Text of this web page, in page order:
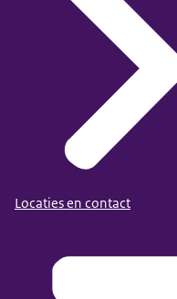
Locaties en contact